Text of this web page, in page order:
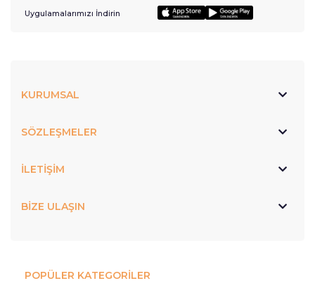
Uygulamalarımızı İndirin
KURUMSAL
SÖZLEŞMELER
İLETİŞİM
BİZE ULAŞIN
POPÜLER KATEGORİLER